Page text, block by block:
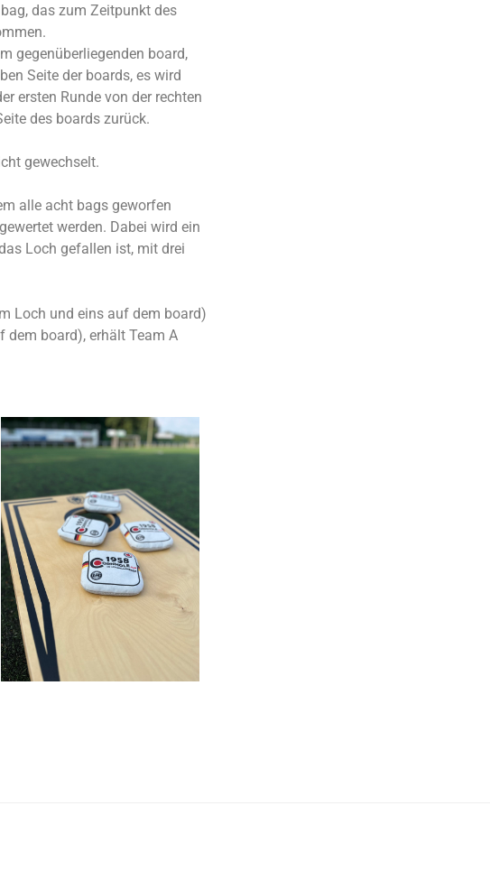
das zum Zeitpunkt des
gegenüberliegenden board,
Seite der boards, es wird
ersten Runde von der rechten
des boards zurück.
gewechselt.
alle acht bags geworfen
werden. Dabei wird ein
Loch gefallen ist, mit drei
Loch und eins auf dem board)
dem board), erhält Team A